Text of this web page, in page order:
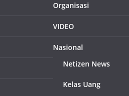
Organisasi
VIDEO
Nasional
Netizen News
Kelas Uang